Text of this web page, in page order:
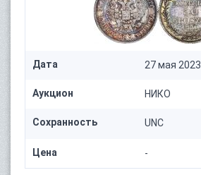
Дата 27 мая 2023
Аукцион НИКО
Сохранность UNC
Цена -